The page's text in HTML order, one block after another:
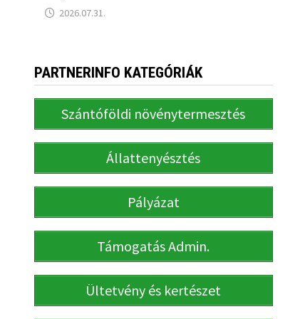
2026.07.31.
PARTNERINFO KATEGÓRIÁK
Szántóföldi növénytermesztés
Állattenyésztés
Pályázat
Támogatás Admin.
Ültetvény és kertészet